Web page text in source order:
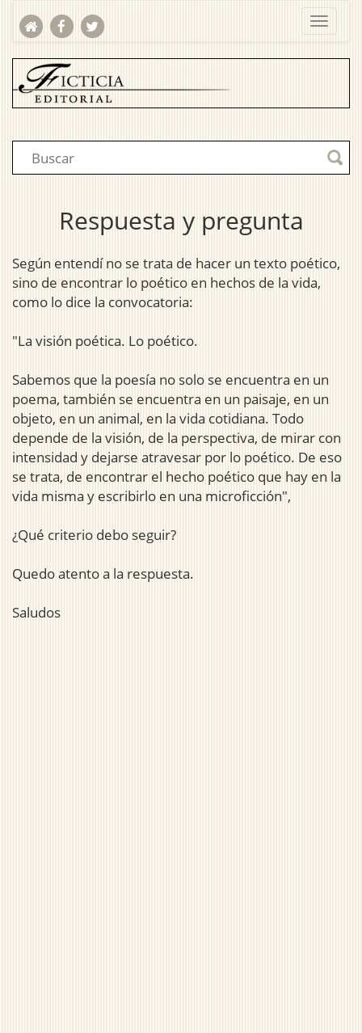
Respuesta y pregunta
Según entendí no se trata de hacer un texto poético,
sino de encontrar lo poético en hechos de la vida,
como lo dice la convocatoria:
"La visión poética. Lo poético.
Sabemos que la poesía no solo se encuentra en un
poema, también se encuentra en un paisaje, en un
objeto, en un animal, en la vida cotidiana. Todo
depende de la visión, de la perspectiva, de mirar con
intensidad y dejarse atravesar por lo poético. De eso
se trata, de encontrar el hecho poético que hay en la
vida misma y escribirlo en una microficción",
¿Qué criterio debo seguir?
Quedo atento a la respuesta.
Saludos